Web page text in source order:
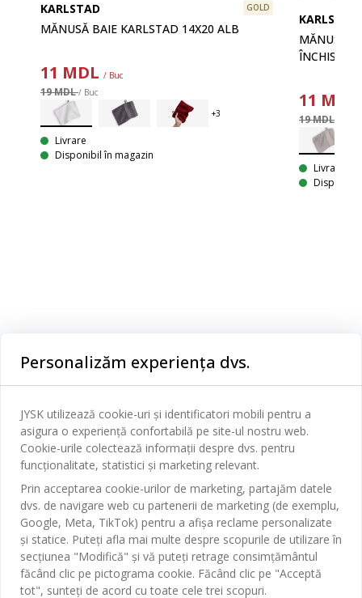
KARLSTAD GOLD
MĂNUSĂ BAIE KARLSTAD 14X20 ALB
11 MDL / Buc
19 MDL/ Buc
Livrare
Disponibil în magazin
KARLSTAD
MĂNUSĂ
ÎNCHIS
11 MDL
19 MDL
Livrare
Disponibil
Birou
Sufragerie
Bucătărie
Depozitare
Perdele
Grădină
Contact Relații Clienți
Magazine și program
Broșură
Termeni si conditii vânzări online
Garantia prețului
Garanția Produselor
JYSK
Despre JYSK
JYSK.com
Presă
Locuri de muncă
SEDIU CENTRAL
TAROL-DD S.R.L. str. Jubiliara, 41A mun. Chișinău, Republica
Moldova
JYSK BUSINESS TO BUSINESS
JYSK RELAȚII CLIENȚI
Contact Relații Clienți
Telefon: 022 022 030
E-mail: support@jysk.md
Urmărește Jysk
Personalizăm experiența dvs.
JYSK utilizează cookie-uri și identificatori mobili pentru a
asigura o experiență confortabilă pe site-ul nostru web.
Cookie-urile colectează informații despre dvs. pentru
funcționalitate, statistici și marketing relevant.
Prin acceptarea cookie-urilor de marketing, partajăm datele
dvs. de navigare web cu partenerii de marketing (de exemplu,
Google, Meta, TikTok) pentru a afișa reclame personalizate
și statice. Puteți afla mai multe despre scopurile de utilizare în
secțiunea "Modifică" și vă puteți retrage consimțământul
făcând clic pe pictograma cookie. Făcând clic pe "Acceptă
tot", sunteți de acord cu toate cele trei scopuri.